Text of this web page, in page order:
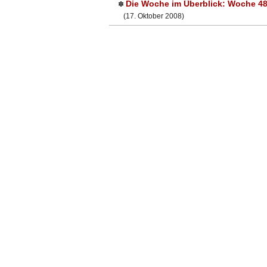
✽ Die Woche im Überblick: Woche
(17. Oktober 2008)